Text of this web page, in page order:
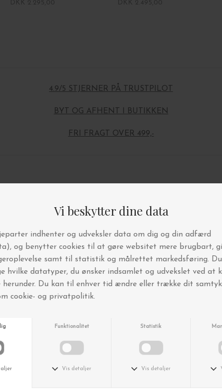
4.9/5 STJERNER PÅ TRUSTPILOT
BYT OG AFHENT I BUTIKKEN
FRI FRAGT OVER 499,-
Andre købte også